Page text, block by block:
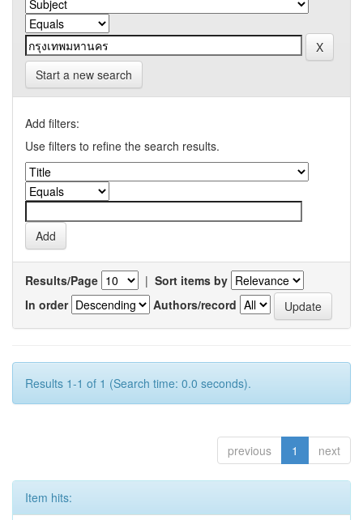
Start a new search
Add filters:
Use filters to refine the search results.
Results/Page | Sort items by
In order
Authors/record
Results 1-1 of 1 (Search time: 0.0 seconds).
previous 1 next
Item hits: